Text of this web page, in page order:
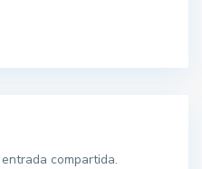
compartida.